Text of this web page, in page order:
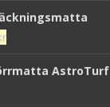
Det
priset
AstroTurf